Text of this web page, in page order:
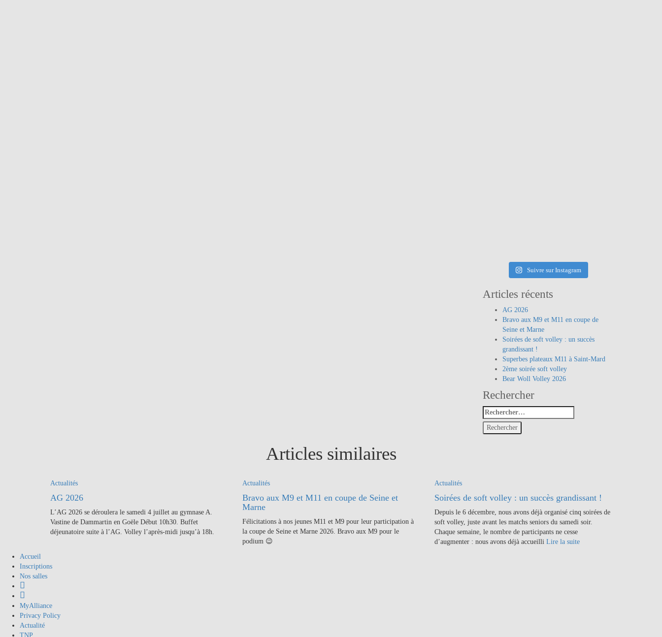
Suivre sur Instagram
Articles récents
AG 2026
Bravo aux M9 et M11 en coupe de
Seine et Marne
Soirées de soft volley : un succès
grandissant !
Superbes plateaux M11 à Saint-Mard
2ème soirée soft volley
Bear Woll Volley 2026
Rechercher
Rechercher
:
Articles similaires
Actualités
AG 2026
L’AG 2026 se déroulera le samedi 4 juillet au gymnase A.
Vastine de Dammartin en Goële Début 10h30. Buffet
déjeunatoire suite à l’AG. Volley l’après-midi jusqu’à 18h.
Actualités
Bravo aux M9 et M11 en coupe de Seine et
Marne
Félicitations à nos jeunes M11 et M9 pour leur participation à
la coupe de Seine et Marne 2026. Bravo aux M9 pour le
podium 😉
Actualités
Soirées de soft volley : un succès grandissant !
Depuis le 6 décembre, nous avons déjà organisé cinq soirées de
soft volley, juste avant les matchs seniors du samedi soir.
Chaque semaine, le nombre de participants ne cesse
d’augmenter : nous avons déjà accueilli Lire la suite
Accueil
Inscriptions
Nos salles
sur
Facebook
MyAlliance
Privacy Policy
Actualité
TNP